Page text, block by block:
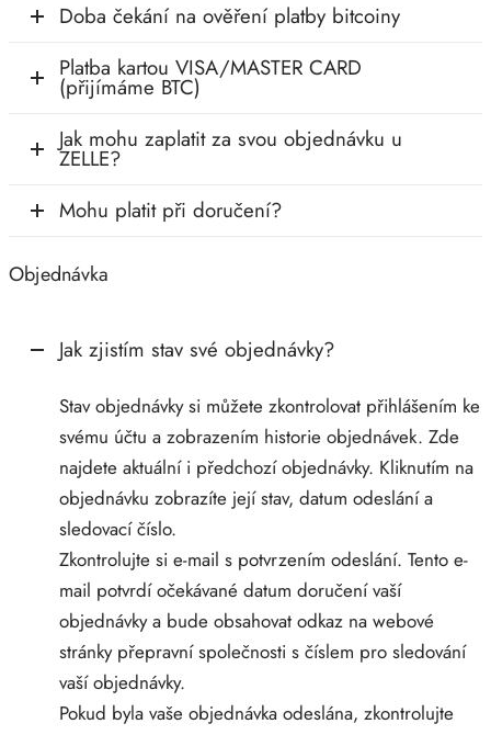
Doba čekání na ověření platby bitcoiny
Platba kartou VISA/MASTER CARD
(přijímáme BTC)
Jak mohu zaplatit za svou objednávku u
ZELLE?
Mohu platit při doručení?
Objednávka
Jak zjistím stav své objednávky?
Stav objednávky si můžete zkontrolovat přihlášením ke
svému účtu a zobrazením historie objednávek. Zde
najdete aktuální i předchozí objednávky. Kliknutím na
objednávku zobrazíte její stav, datum odeslání a
sledovací číslo.
Zkontrolujte si e-mail s potvrzením odeslání. Tento e-
mail potvrdí očekávané datum doručení vaší
objednávky a bude obsahovat odkaz na webové
stránky přepravní společnosti s číslem pro sledování
vaší objednávky.
Pokud byla vaše objednávka odeslána, zkontrolujte